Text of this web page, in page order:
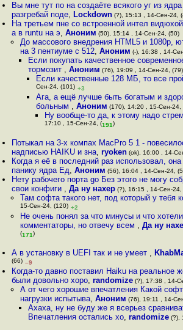
Вы мне тут по на создаёте всякого уг из
разгребай поде, Lockdown (?), 15:13 , 14-Сен-24,
На третьем пне со встроенной интел
а в runtu на э,Аноним (50), 15:14 , 14-Сен-24, (50)
До массового внедрения HTML5 и 1080p,
на 3 пентиуме с 512, Аноним (-), 16:38 , 14-
Если покупать качественное
тормозит , Аноним (76), 19:09 , 14-Сен-24, (79)
Если качественные 128 МБ, то все
Сен-24, (101) +3
Ага, а ещё лучше быть богатым и
больным ,Аноним (170), 14:20 , 15-Сен-24,
Ну вообще-то да, к этому надо
17:10 , 15-Сен-24, (191)
Потыкал на 3-х компах MacPro 5 1 -
надписью HAIKU и зна,ryoken (ok), 16:00 , 14-
Когда я её в последний раз использовал,
панику ядра Ед,Аноним (56), 16:04 , 14-Сен-24,
Нету рабочего порта go Без этого не могу
свои конфиги ,Да ну нахер (?), 16:15 , 14-Сен-24,
Там софта такого нет, под который у тебя
15-Сен-24, (120) +2
Не очень понял за что минусы и что хотели
комментаторы, но отвечу всем , Да ну
(171)
А в установку в UEFI так и не умеет ,
(66) –9
Когда-то давно поставил Haiku на реальное
были довольно хоро,randomize (?), 17:38 , 14-
А от чего хорошие впечатления Какой
нагрузки испытыва, Аноним (76), 19:11 , 14-
Ахаха, ну не буду же я всерьез
Впечатления остались хо, randomize(?),